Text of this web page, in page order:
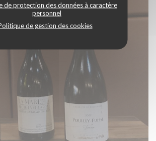
de protection des données à caractère
personnel
de gestion des cookies